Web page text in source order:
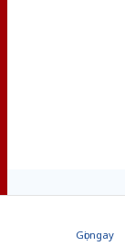
Gọi ngay